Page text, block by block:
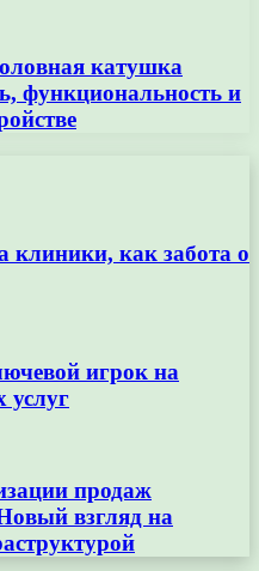
катушка
функциональность и
клиники, как забота о
игрок на
услуг
продаж
взгляд на